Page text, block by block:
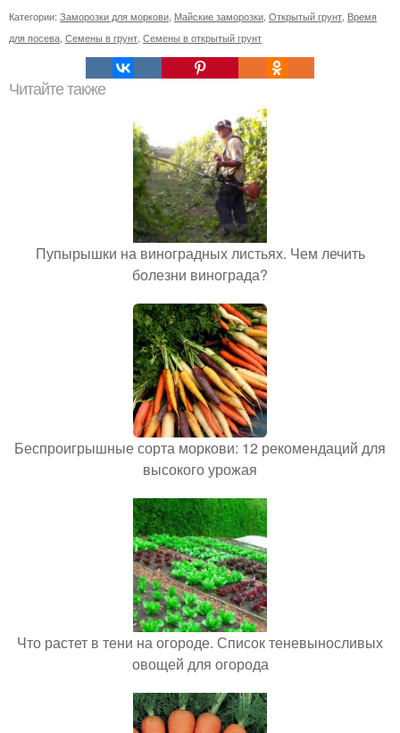
Категории: Заморозки для моркови Майские заморозки Открытый грунт Время
для посева Семены в грунт Семены в открытый грунт
Читайте также
Пупырышки на виноградных листьях. Чем лечить
болезни винограда?
Беспроигрышные сорта моркови: 12 рекомендаций для
высокого урожая
Что растет в тени на огороде. Список теневыносливых
овощей для огорода